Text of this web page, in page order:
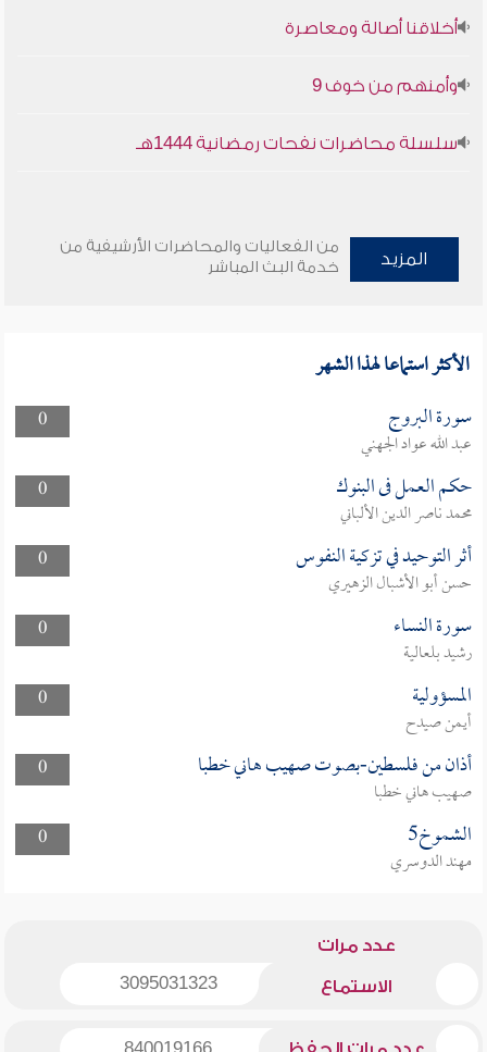
أخلاقنا أصالة ومعاصرة
وأمنهم من خوف 9
سلسلة محاضرات نفحات رمضانية 1444هـ
المزيد
من الفعاليات والمحاضرات الأرشيفية من
خدمة البث المباشر
الأكثر استماعا لهذا الشهر
0 سورة البروج
عبد الله عواد الجهني
0
حكم العمل فى البنوك
محمد ناصر الدين الألباني
0
أثر التوحيد في تزكية النفوس
حسن أبو الأشبال الزهيري
0
سورة النساء
رشيد بلعالية
0
المسؤولية
أيمن صيدح
0
أذان من فلسطين-بصوت صهيب هاني خطبا
صهيب هاني خطبا
0
الشموخ5
مهند الدوسري
عدد مرات
الاستماع 3095031323